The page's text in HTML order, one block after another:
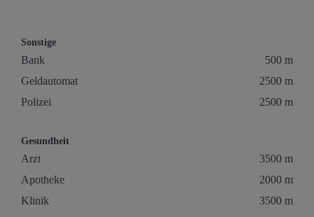
Sonstige
Bank
500 m
Geldautomat
2500 m
Polizei
2500 m
Gesundheit
Arzt
3500 m
Apotheke
2000 m
Klinik
3500 m